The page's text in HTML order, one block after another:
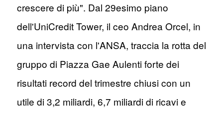
crescere di più". Dal 29esimo piano
dell'UniCredit Tower, il ceo Andrea Orcel, in
una intervista con l'ANSA, traccia la rotta del
gruppo di Piazza Gae Aulenti forte dei
risultati record del trimestre chiusi con un
utile di 3,2 miliardi, 6,7 miliardi di ricavi e